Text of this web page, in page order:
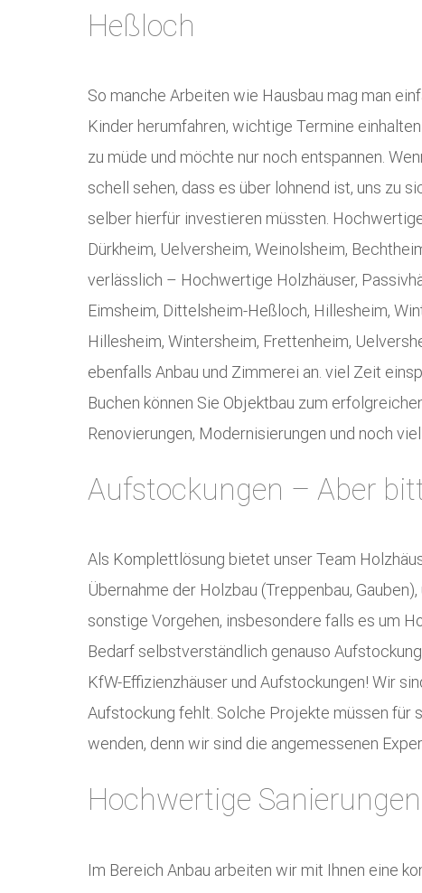
Heßloch
So manche Arbeiten wie Hausbau mag man
Kinder herumfahren, wichtige Termine
zu müde und möchte nur noch entspannen.
schell sehen, dass es über lohnend ist, uns zu
selber hierfür investieren müssten.
Dürkheim, Uelversheim, Weinolsheim,
verlässlich – Hochwertige Holzhäuser,
Eimsheim, Dittelsheim-Heßloch, Hillesheim,
Hillesheim, Wintersheim, Frettenheim,
ebenfalls Anbau und Zimmerei an. viel Zeit
Buchen können Sie Objektbau zum
Renovierungen, Modernisierungen und noch
Aufstockungen – Aber
Als Komplettlösung bietet unser Team
Übernahme der Holzbau (Treppenbau,
sonstige Vorgehen, insbesondere falls es um
Bedarf selbstverständlich genauso
KfW-Effizienzhäuser und Aufstockungen! Wir
Aufstockung fehlt. Solche Projekte müssen für
wenden, denn wir sind die angemessenen
Hochwertige
Im Bereich Anbau arbeiten wir mit Ihnen eine